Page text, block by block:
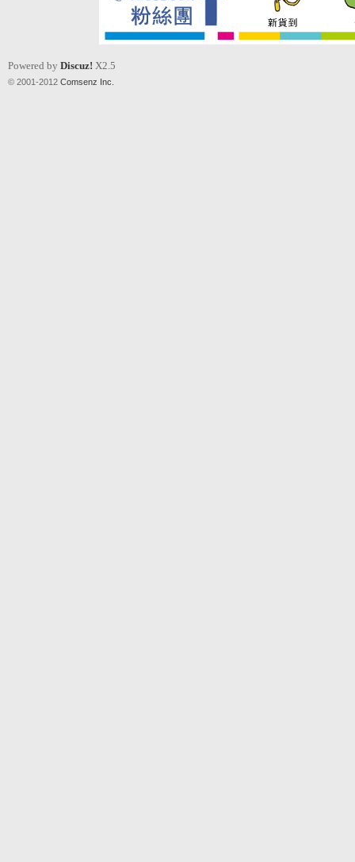
Powered by Discuz! X2.5
© 2001-2012 Comsenz Inc.